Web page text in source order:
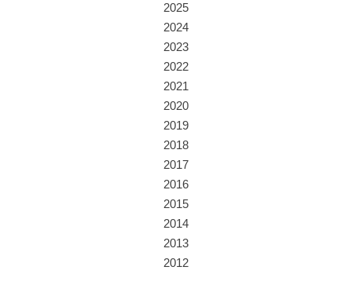
2025
2024
2023
2022
2021
2020
2019
2018
2017
2016
2015
2014
2013
2012